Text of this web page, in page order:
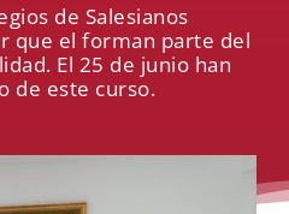
de Salesianos
que el forman parte del
El 25 de junio han
de este curso.